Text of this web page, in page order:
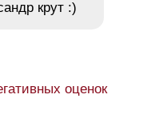
крут :)
оценок